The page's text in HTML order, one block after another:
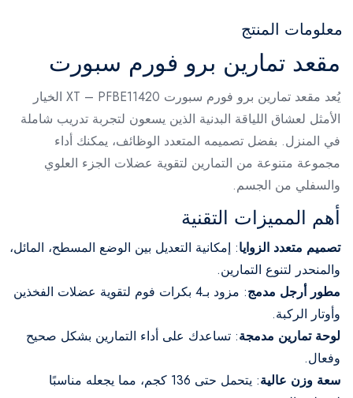
معلومات المنتج
مقعد تمارين برو فورم سبورت
يُعد مقعد تمارين برو فورم سبورت XT – PFBE11420 الخيار
الأمثل لعشاق اللياقة البدنية الذين يسعون لتجربة تدريب شاملة
في المنزل. بفضل تصميمه المتعدد الوظائف، يمكنك أداء
مجموعة متنوعة من التمارين لتقوية عضلات الجزء العلوي
والسفلي من الجسم.
أهم المميزات التقنية
تصميم متعدد الزوايا: إمكانية التعديل بين الوضع المسطح، المائل،
والمنحدر لتنوع التمارين.
مطور أرجل مدمج
: مزود بـ4 بكرات فوم لتقوية عضلات الفخذين
وأوتار الركبة.
لوحة تمارين مدمجة: تساعدك على أداء التمارين بشكل صحيح
وفعال.
سعة وزن عالية
: يتحمل حتى 136 كجم، مما يجعله مناسبًا